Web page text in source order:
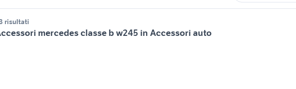
risultati
mercedes classe b w245 in Accessori auto